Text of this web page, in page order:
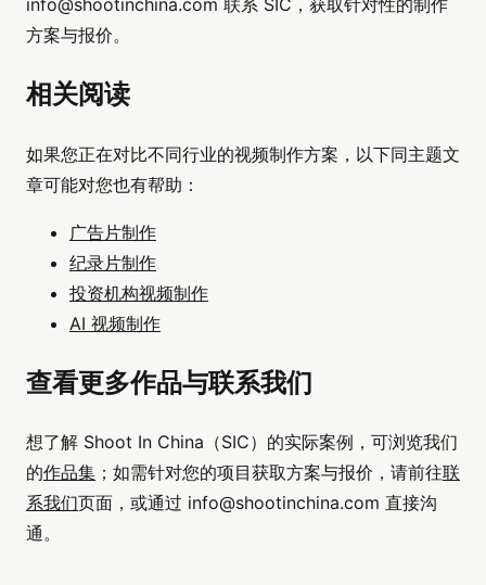
方案与报价。
相关阅读
如果您正在对比不同行业的视频制作方案，以下同主题文
章可能对您也有帮助：
广告片制作
纪录片制作
投资机构视频制作
AI 视频制作
查看更多作品与联系我们
想了解 Shoot In China（SIC）的实际案例，可浏览我们
的作品集 ；如需针对您的项目获取方案与报价，请前往联
系我们页面，或通过 info@shootinchina.com 直接沟
通。